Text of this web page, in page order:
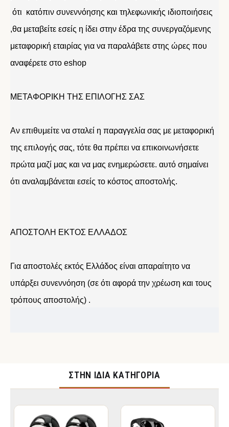
ότι κατόπιν συνεννόησης και τηλεφωνικής ιδιοποιήσεις
,θα μεταβείτε εσείς η ίδει στην έδρα της συνεργαζόμενης
μεταφορική εταιρίας για να παραλάβετε στης ώρες που
αναφέρετε στο eshop
ΜΕΤΑΦΟΡΙΚΗ ΤΗΣ ΕΠΙΛΟΓΗΣ ΣΑΣ
Αν επιθυμείτε να σταλεί η παραγγελία σας με μεταφορική
της επιλογής σας, τότε θα πρέπει να επικοινωνήσετε
πρώτα μαζί μας και να μας ενημερώσετε. αυτό σημαίνει
ότι αναλαμβάνεται εσείς το κόστος αποστολής.
ΑΠΟΣΤΟΛΗ ΕΚΤΟΣ ΕΛΛΑΔΟΣ
Για αποστολές εκτός Ελλάδος είναι απαραίτητο να
υπάρξει συνεννόηση (σε ότι αφορά την χρέωση και τους
τρόπους αποστολής) .
ΣΤΉΝ ΊΔΙΑ ΚΑΤΗΓΟΡΊΑ